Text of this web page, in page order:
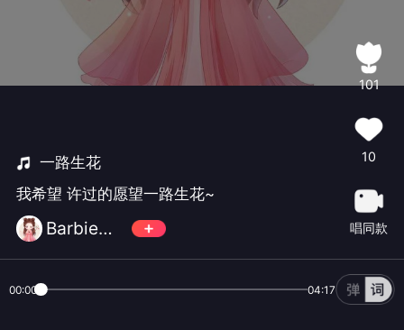
一路生花
我希望 许过的愿望一路生花~
Barbie～Bubles糖朶朶
101
10
唱同款
00:00 04:17